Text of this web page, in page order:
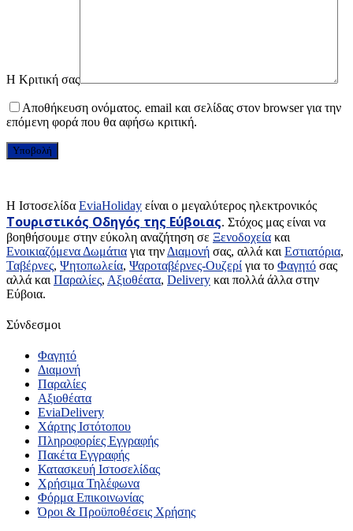
Η Κριτική σας
Αποθήκευση ονόματος. email και σελίδας στον browser για την
επόμενη φορά που θα αφήσω κριτική.
H Ιστοσελίδα EviaHoliday είναι ο μεγαλύτερος ηλεκτρονικός
Τουριστικός Οδηγός της Εύβοιας. Στόχος μας είναι να
βοηθήσουμε στην εύκολη αναζήτηση σε Ξενοδοχεία και
Ενοικιαζόμενα Δωμάτια για την Διαμονή σας, αλλά και Εστιατόρια,
Ταβέρνες, Ψητοπωλεία, Ψαροταβέρνες-Ουζερί για το Φαγητό σας
αλλά και Παραλίες, Αξιοθέατα, Delivery και πολλά άλλα στην
Εύβοια.
Σύνδεσμοι
Φαγητό
Διαμονή
Παραλίες
Αξιοθέατα
EviaDelivery
Χάρτης Ιστότοπου
Πληροφορίες Εγγραφής
Πακέτα Εγγραφής
Κατασκευή Ιστοσελίδας
Χρήσιμα Τηλέφωνα
Φόρμα Επικοινωνίας
Όροι & Προϋποθέσεις Xρήσης